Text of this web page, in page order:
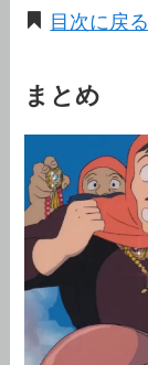
目次に戻る
まとめ